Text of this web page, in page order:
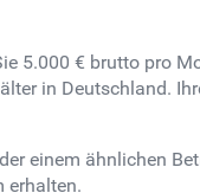
5.000 € brutto pro
in Deutschland.
einem ähnlichen
erhalten.